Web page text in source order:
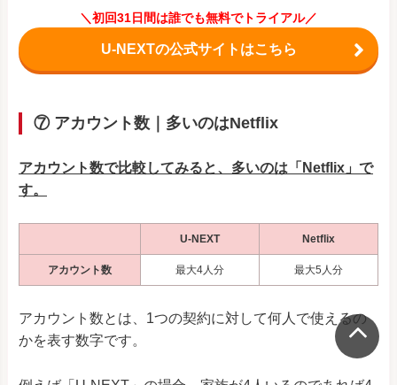
＼初回31日間は誰でも無料でトライアル／
U-NEXTの公式サイトはこちら
⑦ アカウント数｜多いのはNetflix
アカウント数で比較してみると、多いのは「Netflix」で
す。
U-NEXT Netflix
アカウント数 最大4人分 最大5人分
アカウント数とは、1つの契約に対して何人で使えるの
かを表す数字です。